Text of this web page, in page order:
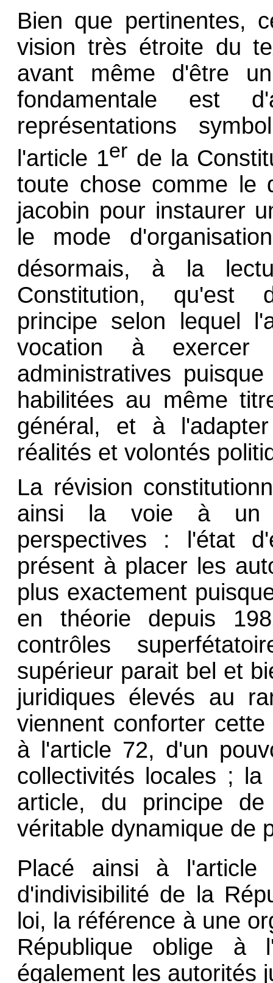
Bien que pertinentes,
vision très étroite du
avant même d'être
fondamentale est
représentations
l'article 1er de la
toute chose comme le
jacobin pour instaurer
le mode
désormais, à la
Constitution, qu'est
principe selon lequel
vocation à exercer
administratives
habilitées au même
général, et à
réalités et volontés
La révision
ainsi la voie à un
perspectives : l'état
présent à placer les
plus exactement
en théorie depuis
contrôles
supérieur parait bel et
juridiques élevés au
viennent conforter
à l'article 72, d'un
collectivités locales ;
article, du principe
véritable dynamique de
Placé ainsi à l'article
d'indivisibilité de la
loi, la référence à une
République oblige à
également les autorités